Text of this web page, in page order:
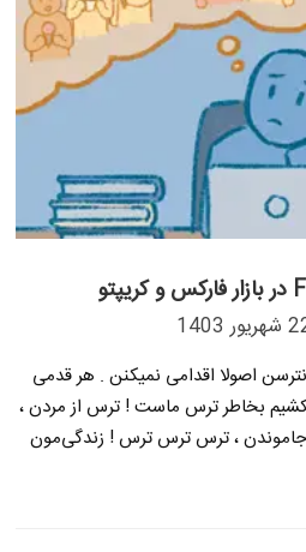
1403
اصولا اقدامی نمیکنن . هر قدمی
بخاطر ترس ماست ! ترس از مردن ،
، ترس ترس ترس ! زندگی‌مون